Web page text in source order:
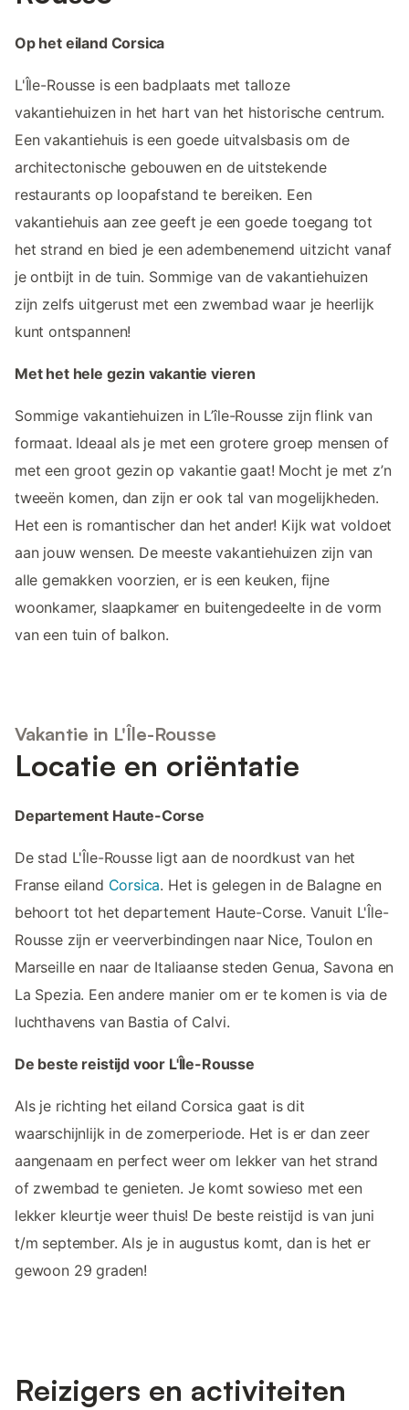
Op het eiland Corsica
L'Île-Rousse is een badplaats met talloze
vakantiehuizen in het hart van het historische centrum.
Een vakantiehuis is een goede uitvalsbasis om de
architectonische gebouwen en de uitstekende
restaurants op loopafstand te bereiken. Een
vakantiehuis aan zee geeft je een goede toegang tot
het strand en bied je een adembenemend uitzicht vanaf
je ontbijt in de tuin. Sommige van de vakantiehuizen
zijn zelfs uitgerust met een zwembad waar je heerlijk
kunt ontspannen!
Met het hele gezin vakantie vieren
Sommige vakantiehuizen in L’île-Rousse zijn flink van
formaat. Ideaal als je met een grotere groep mensen of
met een groot gezin op vakantie gaat! Mocht je met z’n
tweeën komen, dan zijn er ook tal van mogelijkheden.
Het een is romantischer dan het ander! Kijk wat voldoet
aan jouw wensen. De meeste vakantiehuizen zijn van
alle gemakken voorzien, er is een keuken, fijne
woonkamer, slaapkamer en buitengedeelte in de vorm
van een tuin of balkon.
Vakantie in L'Île-Rousse
Locatie en oriëntatie
Departement Haute-Corse
De stad L'Île-Rousse ligt aan de noordkust van het
Franse eiland Corsica. Het is gelegen in de Balagne en
behoort tot het departement Haute-Corse. Vanuit L'Île-
Rousse zijn er veerverbindingen naar Nice, Toulon en
Marseille en naar de Italiaanse steden Genua, Savona en
La Spezia. Een andere manier om er te komen is via de
luchthavens van Bastia of Calvi.
De beste reistijd voor L'Île-Rousse
Als je richting het eiland Corsica gaat is dit
waarschijnlijk in de zomerperiode. Het is er dan zeer
aangenaam en perfect weer om lekker van het strand
of zwembad te genieten. Je komt sowieso met een
lekker kleurtje weer thuis! De beste reistijd is van juni
t/m september. Als je in augustus komt, dan is het er
gewoon 29 graden!
Reizigers en activiteiten